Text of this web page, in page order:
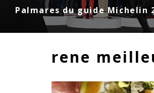
Palmares du guide Michelin
rene